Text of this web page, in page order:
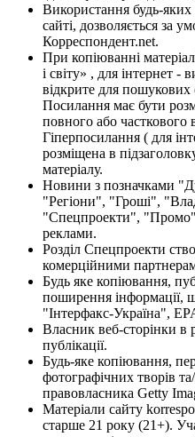
Використання будь-яких
сайті, дозволяється за
Корреспондент.net.
При копіюванні
і світу» , для інтернет -
відкрите для пошукових
Посилання має бути
повного або часткового
Гіперпосилання ( для
розміщена в
матеріалу.
Новини з позначками
"Регіони", "Гроші",
"Спецпроекти", "Промо"
реклами.
Розділ Спецпроекти
комерційними
Будь яке копіювання,
поширення інформації,
"Інтерфакс-Україна",
Власник веб-сторінки в
публікації.
Будь-яке копіювання,
фотографічних творів
правовласника Getty
Матеріали сайту
старше 21 року (21+).